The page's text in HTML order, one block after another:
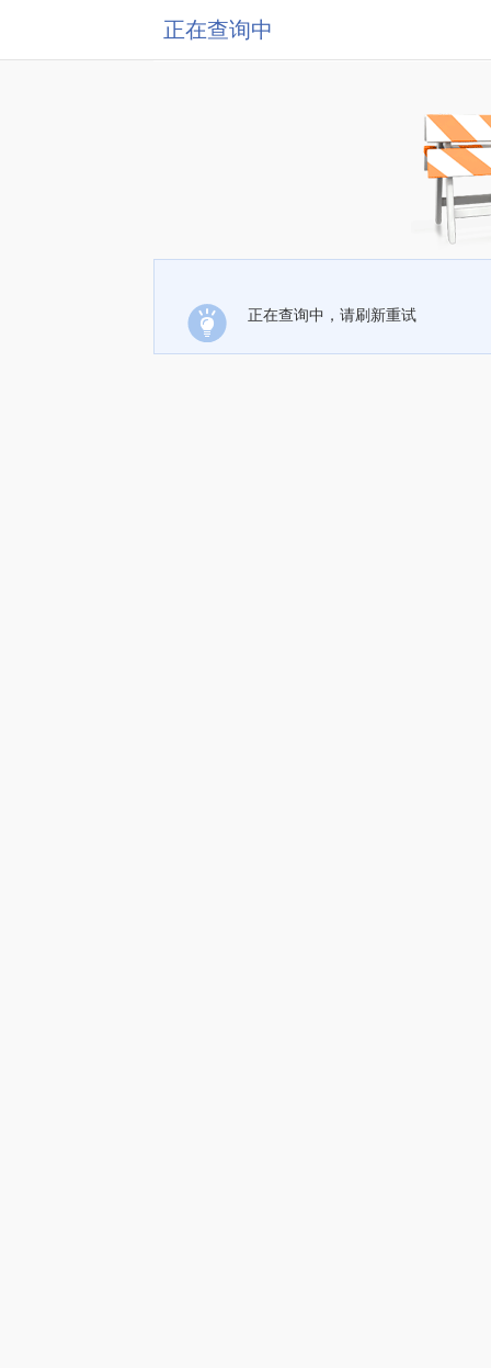
正在查询中
正在查询中，请刷新重试